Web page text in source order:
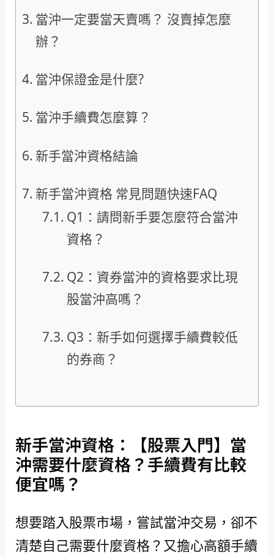
當沖一定要當天賣嗎？ 沒賣掉怎麼
辦？
當沖保證金是什麼?
當沖手續費怎麼算？
新手當沖資格結論
新手當沖資格 常見問題快速FAQ
Q1：請問新手要怎麼符合當沖
資格？
Q2：資券當沖的資格要求比現
股當沖高嗎？
Q3：新手如何選擇手續費較低
的券商？
新手當沖資格：【股票入門】當
沖需要什麼資格？手續費有比較
便宜嗎？
想要踏入股票市場，嘗試當沖交易，卻不
清楚自己需要什麼資格？又擔心高額手續